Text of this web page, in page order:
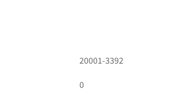
20001-3392
0